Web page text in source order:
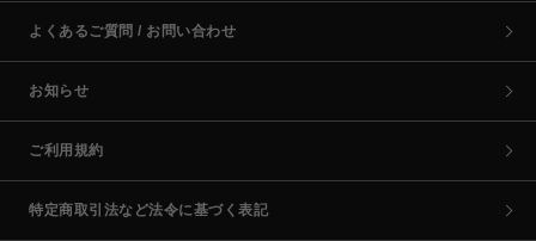
よくあるご質問 / お問い合わせ
お知らせ
ご利用規約
特定商取引法など法令に基づく表記